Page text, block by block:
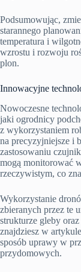
Podsumowując,
starannego
temperatura i
wzrostu i rozwoju
plon.
Innowacyjne
Nowoczesne
jaki ogrodnicy
z wykorzystaniem
na precyzyjniejsze i
zastosowaniu
mogą monitorować
rzeczywistym, co
Wykorzystanie
zbieranych przez te
strukturze gleby
znajdziesz w
sposób uprawy w
przydomowych.